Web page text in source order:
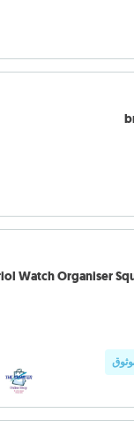
Watch Organiser